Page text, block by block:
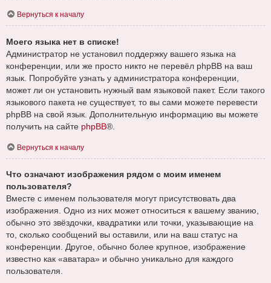
Вернуться к началу
Моего языка нет в списке!
Администратор не установил поддержку вашего языка на
конференции, или же просто никто не перевёл phpBB на ваш
язык. Попробуйте узнать у администратора конференции,
может ли он установить нужный вам языковой пакет. Если такого
языкового пакета не существует, то вы сами можете перевести
phpBB на свой язык. Дополнительную информацию вы можете
получить на сайте phpBB®.
Вернуться к началу
Что означают изображения рядом с моим именем
пользователя?
Вместе с именем пользователя могут присутствовать два
изображения. Одно из них может относиться к вашему званию,
обычно это звёздочки, квадратики или точки, указывающие на
то, сколько сообщений вы оставили, или на ваш статус на
конференции. Другое, обычно более крупное, изображение
известно как «аватара» и обычно уникально для каждого
пользователя.